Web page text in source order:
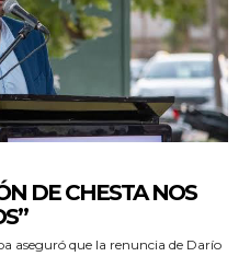
DE CHESTA NOS
aseguró que la renuncia de Darío